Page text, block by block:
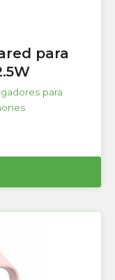
para
para